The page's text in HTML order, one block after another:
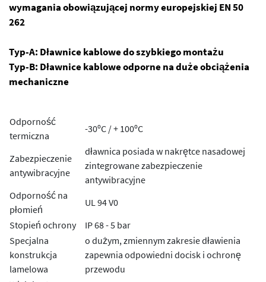
wymagania obowiązującej normy europejskiej EN 50
262
Typ-A: Dławnice kablowe do szybkiego montażu
Typ-B: Dławnice kablowe odporne na duże obciążenia
mechaniczne
Odporność
termiczna
-30ºC / + 100ºC
Zabezpieczenie
antywibracyjne
dławnica posiada w nakrętce nasadowej
zintegrowane zabezpieczenie
antywibracyjne
Odporność na
płomień
UL 94 V0
Stopień ochrony
IP 68 - 5 bar
Specjalna
konstrukcja
lamelowa
o dużym, zmiennym zakresie dławienia
zapewnia odpowiedni docisk i ochronę
przewodu